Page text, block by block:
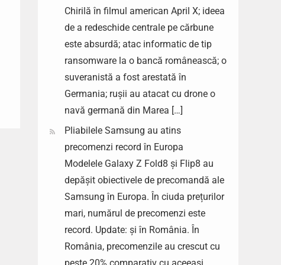
Chirilă în filmul american April X; ideea
de a redeschide centrale pe cărbune
este absurdă; atac informatic de tip
ransomware la o bancă românească; o
suveranistă a fost arestată în
Germania; rușii au atacat cu drone o
navă germană din Marea […]
Pliabilele Samsung au atins
precomenzi record în Europa
Modelele Galaxy Z Fold8 și Flip8 au
depășit obiectivele de precomandă ale
Samsung în Europa. În ciuda prețurilor
mari, numărul de precomenzi este
record. Update: și în România. În
România, precomenzile au crescut cu